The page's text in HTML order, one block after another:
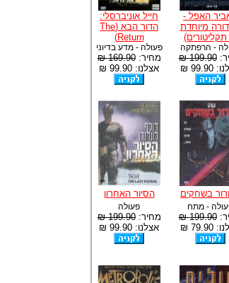
האפל -
מיוחדת
- הרפתקה
199.90 ₪
₪
חייל אוניברסלי:
הדור הבא (The
Return)
פעולה - מדע בדיוני
מחיר:169.90 ₪
אצלנו: 99.90 ₪
בשחקים
- מתח
199.90 ₪
₪
הסיור האחרון
פעולה
מחיר:199.90 ₪
אצלנו: 99.90 ₪